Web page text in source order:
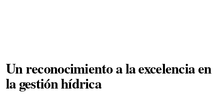
Un reconocimiento a la excelencia en
la gestión hídrica